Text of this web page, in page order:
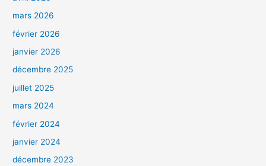
mars 2026
février 2026
janvier 2026
décembre 2025
juillet 2025
mars 2024
février 2024
janvier 2024
décembre 2023